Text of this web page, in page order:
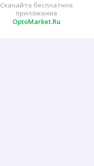
Скачайте бесплатное
приложение
OptoMarket.Ru